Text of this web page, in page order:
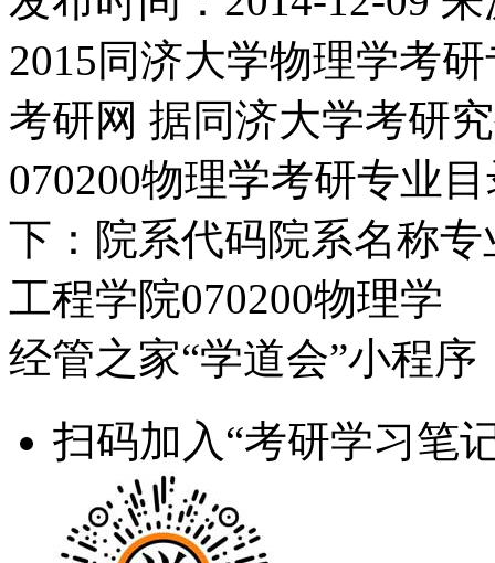
2015同济大学物理学考
考研网 据同济大学考研
070200物理学考研专业
下：院系代码院系名称
工程学院070200物理学
经管之家“学道会”小程序
扫码加入“考研学习笔